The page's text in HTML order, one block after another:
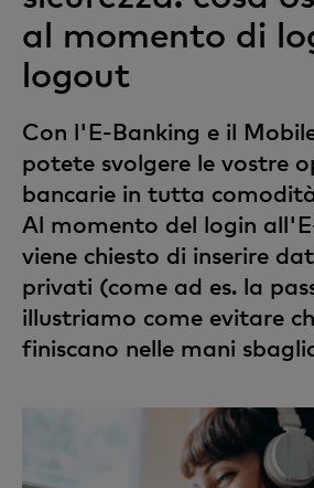
al momento di
logout
Con l'E-Banking e il
potete svolgere le vostre
bancarie in tutta
Al momento del login
viene chiesto di inserire
privati (come ad es. la
illustriamo come evitare
finiscano nelle mani